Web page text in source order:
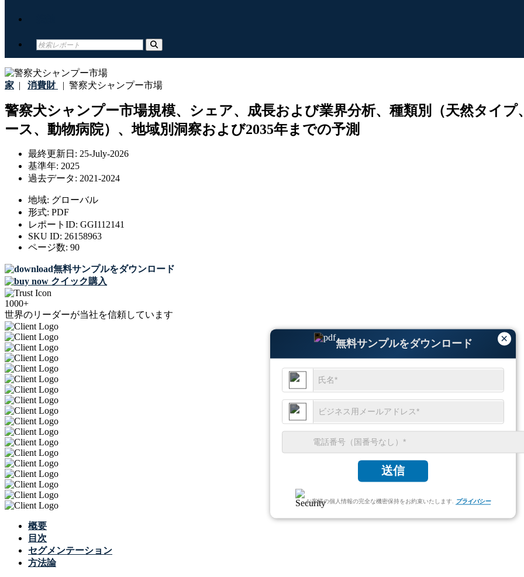
家 | 消費財 | 警察犬シャンプー市場
警察犬シャンプー市場規模、シェア、成長および業界分析、種類別（天然タイ
ース、動物病院）、地域別洞察および2035年までの予測
最終更新日: 25-July-2026
基準年: 2025
過去データ: 2021-2024
地域: グローバル
形式: PDF
レポートID: GGI112141
SKU ID: 26158963
ページ数: 90
無料サンプルをダウンロード
クイック購入
1000+
世界のリーダーが当社を信頼しています
×
無料サンプルをダウンロード
送信
お客様の個人情報の完全な機密保持をお約束いたします. プライバシー
概要
目次
セグメンテーション
方法論